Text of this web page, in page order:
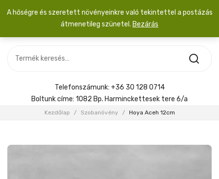
SZOBANÖVÉNY
KIEGÉSZÍTŐK
Menyasszonyi csokor
Telefonszámunk: +36 30 128 0714
Boltunk címe: 1082 Bp. Harminckettesek tere 6/a
Kezdőlap / Szobanövény / Hoya Aceh 12cm
A hőségre és szeretett növényeinkre való tekintettel a postázás
átmenetileg szünetel. Bezárás